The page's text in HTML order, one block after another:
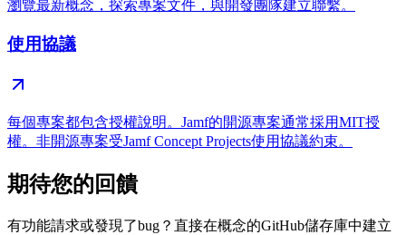
瀏覽最新概念，探索專案文件，與開發團隊建立聯繫。
使用協議
每個專案都包含授權說明。Jamf的開源專案通常採用MIT授
權。非開源專案受Jamf Concept Projects使用協議約束。
期待您的回饋
有功能請求或發現了bug？直接在概念的GitHub儲存庫中建立